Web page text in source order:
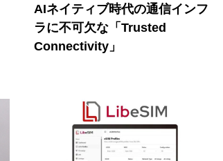
AIネイティブ時代の通信インフ
ラに不可欠な「Trusted
Connectivity」